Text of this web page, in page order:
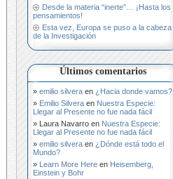
Desde la materia “inerte”… ¡Hasta los
pensamientos!
Esta vez, Europa se puso a la cabeza
de la Investigación
Últimos comentarios
emilio silvera en ¿Hacia donde vamos?
Emilio Silvera en Nuestra Especie:
Llegar al Presente no fue nada fácil
Laura Navarro en Nuestra Especie:
Llegar al Presente no fue nada fácil
emilio silvera en ¿Dónde está todo el
Mundo?
Learn More Here en Heisemberg,
Einstein y Bohr